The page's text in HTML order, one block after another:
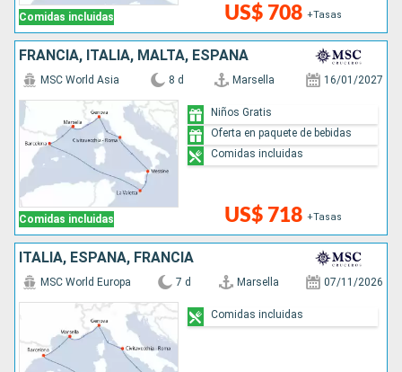
Comidas incluidas US$ 708 +Tasas
FRANCIA, ITALIA, MALTA, ESPAÑA
Comidas incluidas
MSC World Asia 8 d Marsella 16/01/2027
US$ 718 +Tasas
Niños Gratis
Oferta en paquete de bebidas
Comidas incluidas
ITALIA, ESPAÑA, FRANCIA
MSC World Europa 7 d Marsella 07/11/2026
Comidas incluidas